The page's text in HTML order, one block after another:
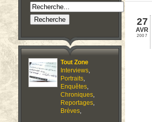
Tout Zone
Interviews,
Portraits,
Enquêtes,
Chroniques,
Reportages,
Brèves,
27
AVR
2007